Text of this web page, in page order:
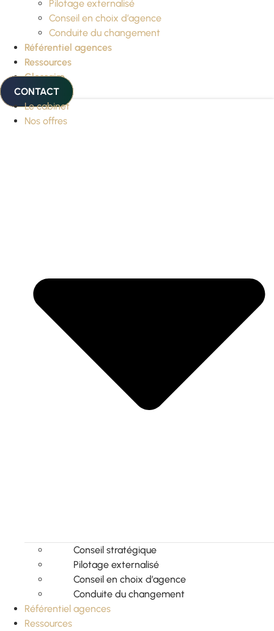
Pilotage externalisé
Conseil en choix d’agence
Conduite du changement
Référentiel agences
Ressources
Glossaire
CONTACT
Le cabinet
Nos offres
Conseil stratégique
Pilotage externalisé
Conseil en choix d’agence
Conduite du changement
Référentiel agences
Ressources